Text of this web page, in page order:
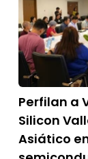
Perfilan a
Silicon
Asiático